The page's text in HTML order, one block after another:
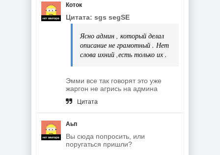
Коток
Цитата: sgs segSE
Ясно админ , который делал
описание не грамотный . Нет
слова ихний ,есть только их .
Эмми все так говорят это уже
жаргон не агрись на админа
Цитата
Аьп
Вы сюда попросить, или
поругаться пришли?